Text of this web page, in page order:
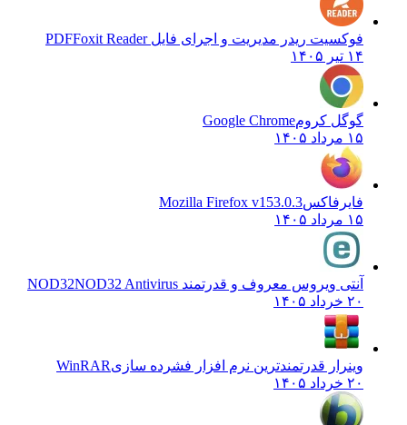
فوکسیت ریدر مدیریت و اجرای فایل PDFFoxit Reader
۱۴ تیر ۱۴۰۵
گوگل کرومGoogle Chrome
۱۵ مرداد ۱۴۰۵
فایرفاکسMozilla Firefox v153.0.3
۱۵ مرداد ۱۴۰۵
آنتی ویروس معروف و قدرتمند NOD32 NOD32 Antivirus
۲۰ خرداد ۱۴۰۵
وینرار قدرتمندترین نرم افزار فشرده سازیWinRAR
۲۰ خرداد ۱۴۰۵